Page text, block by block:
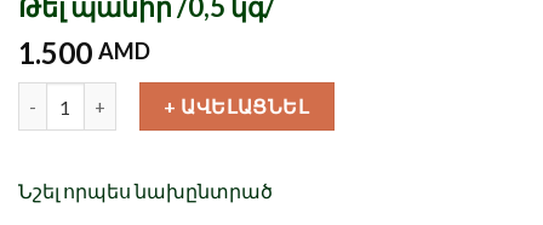
Թել պանիր /0,5 կգ/
1.500 AMD
+ ԱՎԵԼԱՑՆԵԼ
Նշել որպես նախընտրած